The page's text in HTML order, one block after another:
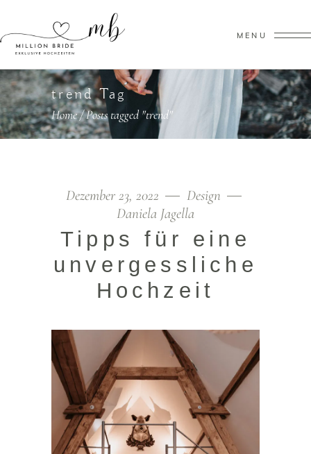
MENU
trend Tag
Home/Posts tagged "trend"
Dezember 23, 2022
Design
Daniela Jagella
Tipps für eine
unvergessliche
Hochzeit